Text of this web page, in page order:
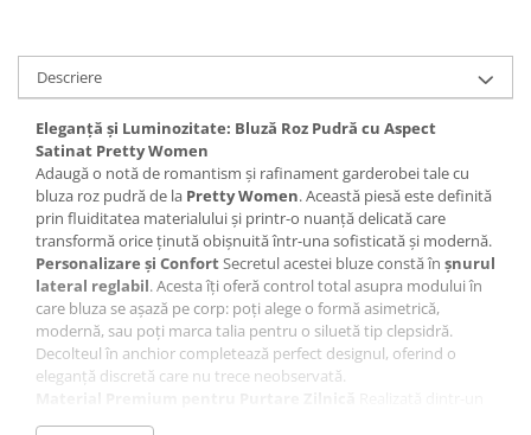
Descriere
Eleganță și Luminozitate: Bluză Roz Pudră cu Aspect
Satinat Pretty Women
Adaugă o notă de romantism și rafinament garderobei tale cu
bluza roz pudră de la Pretty Women. Această piesă este definită
prin fluiditatea materialului și printr-o nuanță delicată care
transformă orice ținută obișnuită într-una sofisticată și modernă.
Personalizare și ConfortSecretul acestei bluze constă în șnurul
lateral reglabil. Acesta îți oferă control total asupra modului în
care bluza se așază pe corp: poți alege o formă asimetrică,
modernă, sau poți marca talia pentru o siluetă tip clepsidră.
Decolteul în anchior completează perfect designul, oferind o
eleganță discretă care nu trece neobservată.
amestec de35% vâscoză și 65% poliester